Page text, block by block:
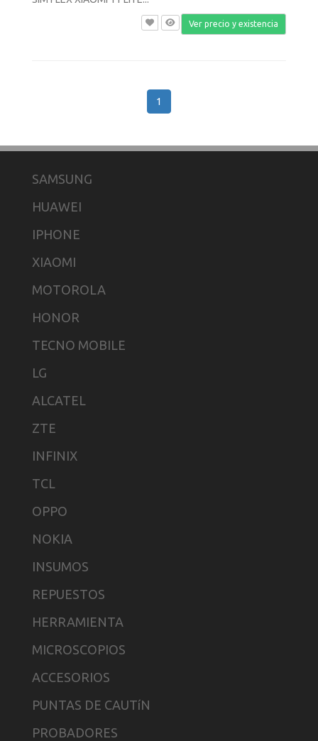
Ver precio y existencia
1
SAMSUNG
HUAWEI
IPHONE
XIAOMI
MOTOROLA
HONOR
TECNO MOBILE
LG
ALCATEL
ZTE
INFINIX
TCL
OPPO
NOKIA
INSUMOS
REPUESTOS
HERRAMIENTA
MICROSCOPIOS
ACCESORIOS
PUNTAS DE CAUTíN
PROBADORES